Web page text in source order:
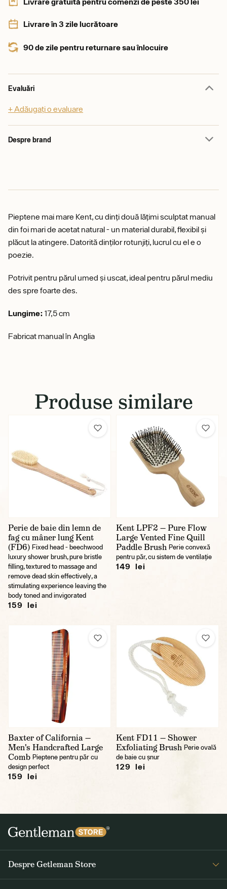
Livrare în 3 zile lucrătoare
90 de zile pentru returnare sau înlocuire
Evaluări
+ Adăugați o evaluare
Despre brand
Pieptene mai mare Kent, cu dinți două lățimi sculptat manual
din foi mari de acetat natural - un material durabil, flexibil și
plăcut la atingere. Datorită dinților rotunjiți, lucrul cu el e o
poezie.
Potrivit pentru părul umed și uscat, ideal pentru părul mediu
des spre foarte des.
Lungime: 17,5 cm
Fabricat manual în Anglia
Produse similare
Perie de baie din lemn de
fag cu mâner lung Kent
(FD6) Fixed head - beechwood
luxury shower brush, pure bristle
filling, textured to massage and
remove dead skin effectively, a
stimulating experience leaving the
body toned and invigorated
159 lei
Kent LPF2 — Pure Flow
Large Vented Fine Quill
Paddle Brush Perie convexă
pentru păr, cu sistem de ventilație
149 lei
Baxter of California —
Men's Handcrafted Large
Comb Pieptene pentru păr cu
design perfect
159 lei
Kent FD11 — Shower
Exfoliating Brush Perie ovală
de baie cu șnur
129 lei
Despre Getleman Store